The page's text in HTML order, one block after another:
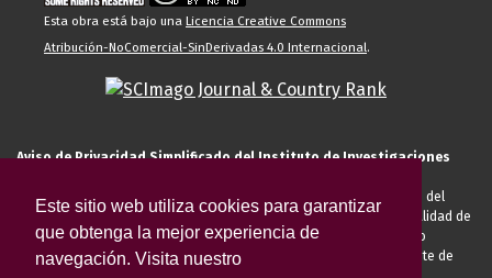
Este sitio web utiliza cookies para garantizar
que obtenga la mejor experiencia de
navegación. Visita nuestro
Esta obra está bajo una Licencia Creative Commons
Atribución-NoComercial-SinDerivadas 4.0 Internacional.
Aviso de Privacidad Simplificado del Instituto de Investigaciones
El Instituto de Investigaciones Estéticas de la UNAM, es responsable del
tratamiento de sus datos personales para el registro de usted en calidad de
alumno, docente, personal de la entidad académica, conferencista o
invitado externo (nacional o extranjero), visitante, proveedor o cliente de